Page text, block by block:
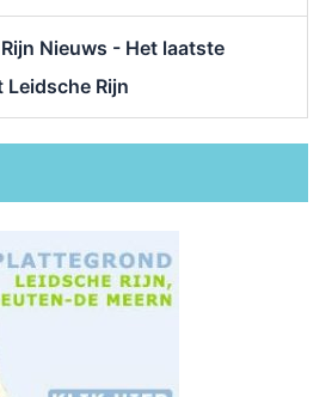
Nieuws - Het laatste
Leidsche Rijn